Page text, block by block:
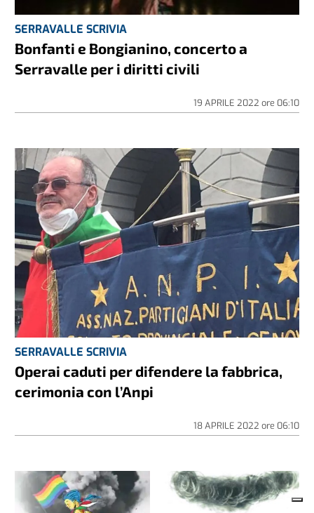
SERRAVALLE SCRIVIA
Bonfanti e Bongianino, concerto a
Serravalle per i diritti civili
19 APRILE 2022 ore 06:10
SERRAVALLE SCRIVIA
Operai caduti per difendere la fabbrica,
cerimonia con l’Anpi
18 APRILE 2022 ore 06:10